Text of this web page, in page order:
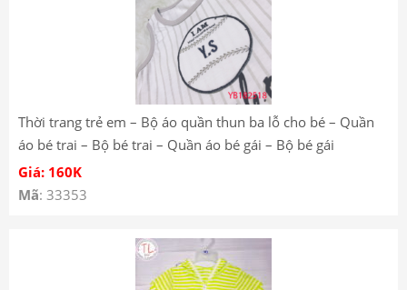
Thời trang trẻ em – Bộ áo quần thun ba lỗ cho bé – Quần
áo bé trai – Bộ bé trai – Quần áo bé gái – Bộ bé gái
YB182518
Giá: 160K
Mã: 33353